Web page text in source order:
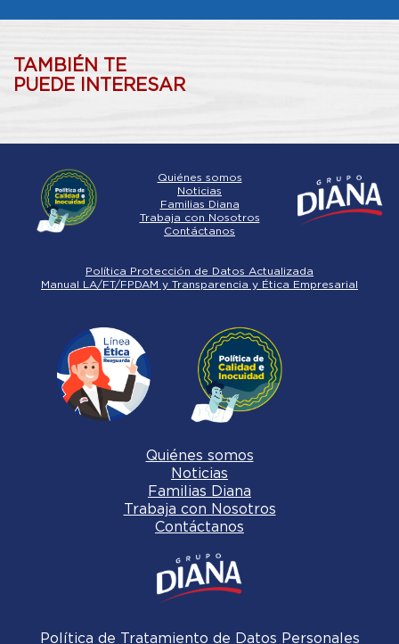
TAMBIÉN TE
PUEDE INTERESAR
Quiénes somos
Noticias
Familias Diana
Trabaja con Nosotros
Contáctanos
Política Protección de Datos Actualizada
Manual LA/FT/FPDAM y Transparencia y Ética Empresarial
Quiénes somos
Noticias
Familias Diana
Trabaja con Nosotros
Contáctanos
Política de Tratamiento de Datos Personales